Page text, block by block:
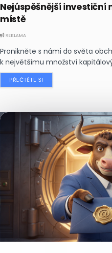
Nejúspěšnější investiční
místě
REKLAMA
Pronikněte s námi do světa
k největšímu množství
PŘEČTĚTE SI
Nejčtenější